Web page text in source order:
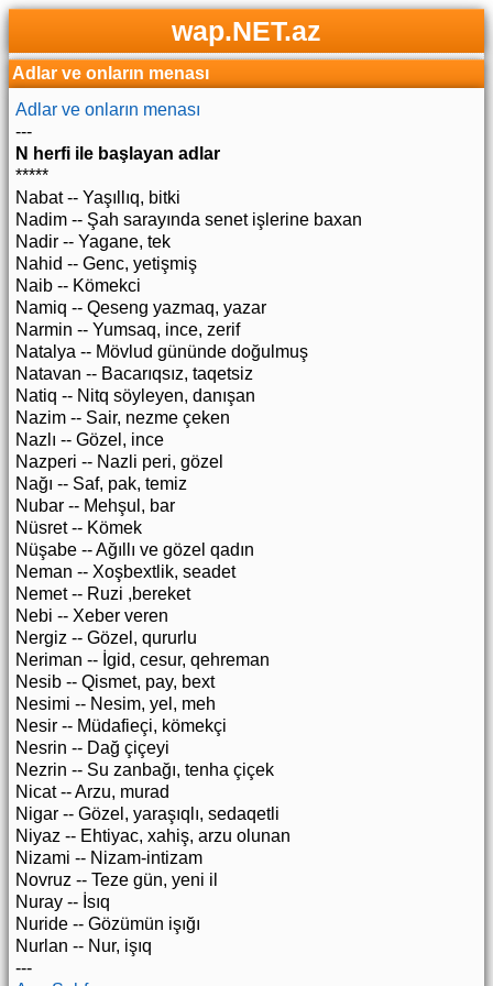
wap.NET.az
Adlar ve onların menası
Adlar ve onların menası
---
N herfi ile başlayan adlar
*****
Nabat -- Yaşıllıq, bitki
Nadim -- Şah sarayında senet işlerine baxan
Nadir -- Yagane, tek
Nahid -- Genc, yetişmiş
Naib -- Kömekci
Namiq -- Qeseng yazmaq, yazar
Narmin -- Yumsaq, ince, zerif
Natalya -- Mövlud gününde doğulmuş
Natavan -- Bacarıqsız, taqetsiz
Natiq -- Nitq söyleyen, danışan
Nazim -- Sair, nezme çeken
Nazlı -- Gözel, ince
Nazperi -- Nazli peri, gözel
Nağı -- Saf, pak, temiz
Nubar -- Mehşul, bar
Nüsret -- Kömek
Nüşabe -- Ağıllı ve gözel qadın
Neman -- Xoşbextlik, seadet
Nemet -- Ruzi ,bereket
Nebi -- Xeber veren
Nergiz -- Gözel, qururlu
Neriman -- İgid, cesur, qehreman
Nesib -- Qismet, pay, bext
Nesimi -- Nesim, yel, meh
Nesir -- Müdafieçi, kömekçi
Nesrin -- Dağ çiçeyi
Nezrin -- Su zanbağı, tenha çiçek
Nicat -- Arzu, murad
Nigar -- Gözel, yaraşıqlı, sedaqetli
Niyaz -- Ehtiyac, xahiş, arzu olunan
Nizami -- Nizam-intizam
Novruz -- Teze gün, yeni il
Nuray -- İsıq
Nuride -- Gözümün işığı
Nurlan -- Nur, işıq
---